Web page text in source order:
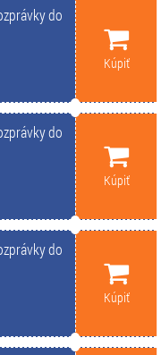
do
Kúpiť
do
Kúpiť
do
Kúpiť